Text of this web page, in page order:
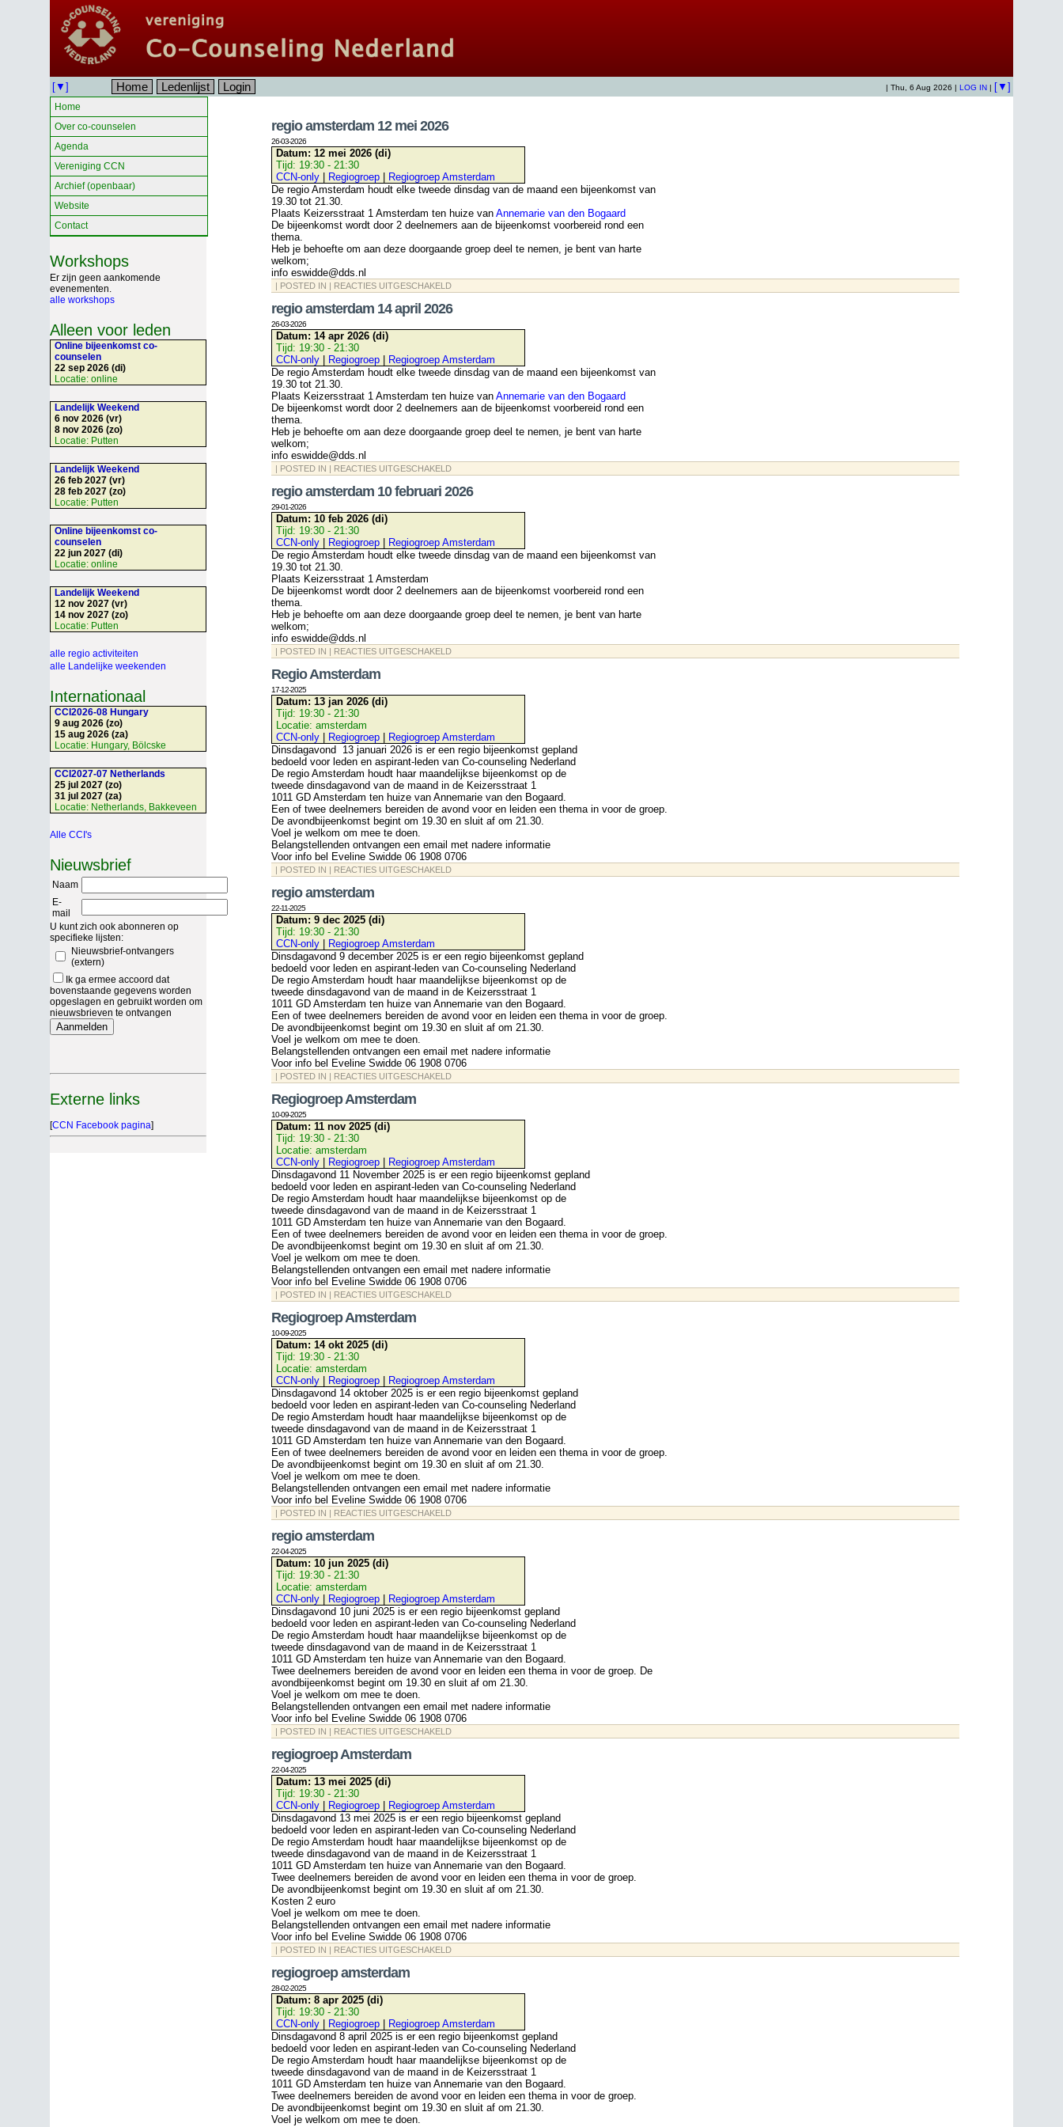
[▼] Home Ledenlijst Login | Thu, 6 Aug 2026 | LOG IN | [▼]
regio amsterdam 12 mei 2026
26-03-2026
Datum: 12 mei 2026 (di)
Tijd: 19:30 - 21:30
CCN-only
Regiogroep
Regiogroep Amsterdam
De regio Amsterdam houdt elke tweede dinsdag van de maand een bijeenkomst van
19.30 tot 21.30.
Plaats Keizersstraat 1 Amsterdam ten huize van Annemarie van den Bogaard
De bijeenkomst wordt door 2 deelnemers aan de bijeenkomst voorbereid rond een
thema.
Heb je behoefte om aan deze doorgaande groep deel te nemen, je bent van harte
welkom;
info eswidde@dds.nl
| POSTED IN | REACTIES UITGESCHAKELDVOOR
REGIO
AMSTERDAM
12
2026
regio amsterdam 14 april 2026
26-03-2026
Datum: 14 apr 2026 (di)
Tijd: 19:30 - 21:30
CCN-only
Regiogroep
Regiogroep Amsterdam
De regio Amsterdam houdt elke tweede dinsdag van de maand een bijeenkomst van
19.30 tot 21.30.
Plaats Keizersstraat 1 Amsterdam ten huize van Annemarie van den Bogaard
De bijeenkomst wordt door 2 deelnemers aan de bijeenkomst voorbereid rond een
thema.
Heb je behoefte om aan deze doorgaande groep deel te nemen, je bent van harte
welkom;
info eswidde@dds.nl
| POSTED IN | REACTIES UITGESCHAKELDVOOR
REGIO
AMSTERDAM
14
2026
regio amsterdam 10 februari 2026
29-01-2026
Datum: 10 feb 2026 (di)
Tijd: 19:30 - 21:30
CCN-only
Regiogroep
Regiogroep Amsterdam
De regio Amsterdam houdt elke tweede dinsdag van de maand een bijeenkomst van
19.30 tot 21.30.
Plaats Keizersstraat 1 Amsterdam
De bijeenkomst wordt door 2 deelnemers aan de bijeenkomst voorbereid rond een
thema.
Heb je behoefte om aan deze doorgaande groep deel te nemen, je bent van harte
welkom;
info eswidde@dds.nl
| POSTED IN | REACTIES UITGESCHAKELDVOOR
REGIO
2026
Regio Amsterdam
17-12-2025
Datum: 13 jan 2026 (di)
Tijd: 19:30 - 21:30
Locatie: amsterdam
CCN-only
Regiogroep
Regiogroep Amsterdam
Dinsdagavond 13 januari 2026 is er een regio bijeenkomst gepland
bedoeld voor leden en aspirant-leden van Co-counseling Nederland
De regio Amsterdam houdt haar maandelijkse bijeenkomst op de
tweede dinsdagavond van de maand in de Keizersstraat 1
1011 GD Amsterdam ten huize van Annemarie van den Bogaard.
Een of twee deelnemers bereiden de avond voor en leiden een thema in voor de groep.
De avondbijeenkomst begint om 19.30 en sluit af om 21.30.
Voel je welkom om mee te doen.
Belangstellenden ontvangen een email met nadere informatie
Voor info bel Eveline Swidde 06 1908 0706
| POSTED IN | REACTIES UITGESCHAKELDVOOR
REGIO
regio amsterdam
22-11-2025
Datum: 9 dec 2025 (di)
Tijd: 19:30 - 21:30
CCN-only
Regiogroep Amsterdam
Dinsdagavond 9 december 2025 is er een regio bijeenkomst gepland
bedoeld voor leden en aspirant-leden van Co-counseling Nederland
De regio Amsterdam houdt haar maandelijkse bijeenkomst op de
tweede dinsdagavond van de maand in de Keizersstraat 1
1011 GD Amsterdam ten huize van Annemarie van den Bogaard.
Een of twee deelnemers bereiden de avond voor en leiden een thema in voor de groep.
De avondbijeenkomst begint om 19.30 en sluit af om 21.30.
Voel je welkom om mee te doen.
Belangstellenden ontvangen een email met nadere informatie
Voor info bel Eveline Swidde 06 1908 0706
| POSTED IN | REACTIES UITGESCHAKELDVOOR
REGIO
Regiogroep Amsterdam
10-09-2025
Datum: 11 nov 2025 (di)
Tijd: 19:30 - 21:30
Locatie: amsterdam
CCN-only
Regiogroep
Regiogroep Amsterdam
Dinsdagavond 11 November 2025 is er een regio bijeenkomst gepland
bedoeld voor leden en aspirant-leden van Co-counseling Nederland
De regio Amsterdam houdt haar maandelijkse bijeenkomst op de
tweede dinsdagavond van de maand in de Keizersstraat 1
1011 GD Amsterdam ten huize van Annemarie van den Bogaard.
Een of twee deelnemers bereiden de avond voor en leiden een thema in voor de groep.
De avondbijeenkomst begint om 19.30 en sluit af om 21.30.
Voel je welkom om mee te doen.
Belangstellenden ontvangen een email met nadere informatie
Voor info bel Eveline Swidde 06 1908 0706
| POSTED IN | REACTIES UITGESCHAKELDVOOR
REGIOGROEP
Regiogroep Amsterdam
10-09-2025
Datum: 14 okt 2025 (di)
Tijd: 19:30 - 21:30
Locatie: amsterdam
CCN-only
Regiogroep
Regiogroep Amsterdam
Dinsdagavond 14 oktober 2025 is er een regio bijeenkomst gepland
bedoeld voor leden en aspirant-leden van Co-counseling Nederland
De regio Amsterdam houdt haar maandelijkse bijeenkomst op de
tweede dinsdagavond van de maand in de Keizersstraat 1
1011 GD Amsterdam ten huize van Annemarie van den Bogaard.
Een of twee deelnemers bereiden de avond voor en leiden een thema in voor de groep.
De avondbijeenkomst begint om 19.30 en sluit af om 21.30.
Voel je welkom om mee te doen.
Belangstellenden ontvangen een email met nadere informatie
Voor info bel Eveline Swidde 06 1908 0706
| POSTED IN | REACTIES UITGESCHAKELDVOOR
REGIOGROEP
regio amsterdam
22-04-2025
Datum: 10 jun 2025 (di)
Tijd: 19:30 - 21:30
Locatie: amsterdam
CCN-only
Regiogroep
Regiogroep Amsterdam
Dinsdagavond 10 juni 2025 is er een regio bijeenkomst gepland
bedoeld voor leden en aspirant-leden van Co-counseling Nederland
De regio Amsterdam houdt haar maandelijkse bijeenkomst op de
tweede dinsdagavond van de maand in de Keizersstraat 1
1011 GD Amsterdam ten huize van Annemarie van den Bogaard.
Twee deelnemers bereiden de avond voor en leiden een thema in voor de groep. De
avondbijeenkomst begint om 19.30 en sluit af om 21.30.
Voel je welkom om mee te doen.
Belangstellenden ontvangen een email met nadere informatie
Voor info bel Eveline Swidde 06 1908 0706
| POSTED IN | REACTIES UITGESCHAKELDVOOR
REGIO
regiogroep Amsterdam
22-04-2025
Datum: 13 mei 2025 (di)
Tijd: 19:30 - 21:30
CCN-only
Regiogroep
Regiogroep Amsterdam
Dinsdagavond 13 mei 2025 is er een regio bijeenkomst gepland
bedoeld voor leden en aspirant-leden van Co-counseling Nederland
De regio Amsterdam houdt haar maandelijkse bijeenkomst op de
tweede dinsdagavond van de maand in de Keizersstraat 1
1011 GD Amsterdam ten huize van Annemarie van den Bogaard.
Twee deelnemers bereiden de avond voor en leiden een thema in voor de groep.
De avondbijeenkomst begint om 19.30 en sluit af om 21.30.
Kosten 2 euro
Voel je welkom om mee te doen.
Belangstellenden ontvangen een email met nadere informatie
Voor info bel Eveline Swidde 06 1908 0706
| POSTED IN | REACTIES UITGESCHAKELDVOOR
REGIOGROEP
regiogroep amsterdam
28-02-2025
Datum: 8 apr 2025 (di)
Tijd: 19:30 - 21:30
CCN-only
Regiogroep
Regiogroep Amsterdam
Dinsdagavond 8 april 2025 is er een regio bijeenkomst gepland
bedoeld voor leden en aspirant-leden van Co-counseling Nederland
De regio Amsterdam houdt haar maandelijkse bijeenkomst op de
tweede dinsdagavond van de maand in de Keizersstraat 1
1011 GD Amsterdam ten huize van Annemarie van den Bogaard.
Twee deelnemers bereiden de avond voor en leiden een thema in voor de groep.
De avondbijeenkomst begint om 19.30 en sluit af om 21.30.
Voel je welkom om mee te doen.
Home
Over co-counselen
Agenda
Vereniging CCN
Archief (openbaar)
Website
Contact
Workshops
Er zijn geen aankomende
evenementen.
alle workshops
Alleen voor leden
Online bijeenkomst co-
counselen
22 sep 2026 (di)
Locatie: online
Landelijk Weekend
6 nov 2026 (vr)
8 nov 2026 (zo)
Locatie: Putten
Landelijk Weekend
26 feb 2027 (vr)
28 feb 2027 (zo)
Locatie: Putten
Online bijeenkomst co-
counselen
22 jun 2027 (di)
Locatie: online
Landelijk Weekend
12 nov 2027 (vr)
14 nov 2027 (zo)
Locatie: Putten
alle regio activiteiten
alle Landelijke weekenden
Internationaal
CCI2026-08 Hungary
9 aug 2026 (zo)
15 aug 2026 (za)
Locatie: Hungary, Bölcske
CCI2027-07 Netherlands
25 jul 2027 (zo)
31 jul 2027 (za)
Locatie: Netherlands, Bakkeveen
Alle CCI's
Nieuwsbrief
Naam
E-
mail
U kunt zich ook abonneren op
specifieke lijsten:
Nieuwsbrief-ontvangers
(extern)
Ik ga ermee accoord dat
bovenstaande gegevens worden
opgeslagen en gebruikt worden om
nieuwsbrieven te ontvangen
Externe links
[CCN Facebook pagina]